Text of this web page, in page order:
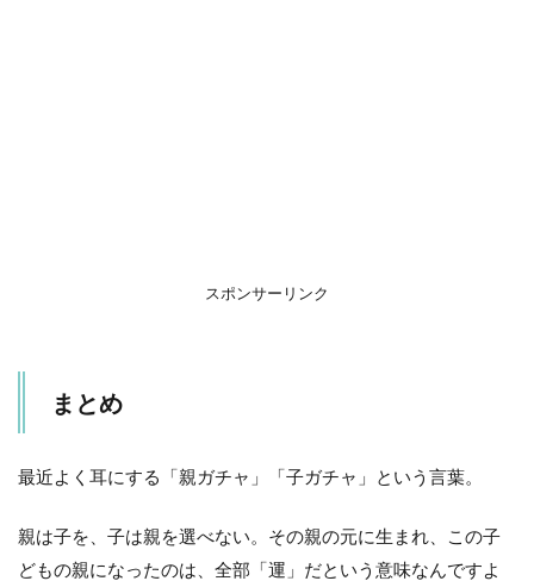
スポンサーリンク
まとめ
最近よく耳にする「親ガチャ」「子ガチャ」という言葉。
親は子を、子は親を選べない。その親の元に生まれ、この子
どもの親になったのは、全部「運」だという意味なんですよ